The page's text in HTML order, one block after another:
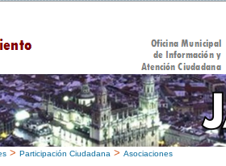
> Participación Ciudadana > Asociaciones